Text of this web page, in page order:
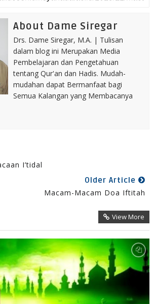
About Dame Siregar
Drs. Dame Siregar, M.A. | Tulisan
dalam blog ini Merupakan Media
Pembelajaran dan Pengetahuan
tentang Qur'an dan Hadis. Mudah-
mudahan dapat Bermanfaat bagi
Semua Kalangan yang Membacanya
I’tidal
Older Article
Macam-Macam Doa Iftitah
View More